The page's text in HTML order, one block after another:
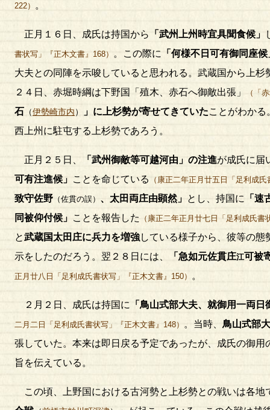
222） 。
正月１６日、成氏は持国から 「武州上州時宜具聞食候」
書状写」『正木文書』168） 。この際に
「何様不日可有御同座候
大夫との同陣を示唆していると思われる。武蔵国から上
２４日、赤堀時綱は下野国「殖木、赤石へ御敵出張」
（「
石 （伊勢崎市内） 」に上杉勢が寄せてきていたことがわか
西上州に駐屯する上杉勢であろう。
正月２５日、 「武州御敵等可越河由」の注進が成氏に届
可有注進候」 ことを命じている （康正二年正月廿五日「足利成
致守佐野 （佐貫の誤） 、太田両庄由顕然」 とし、持国に
「速
同被仰付候」 ことを報告した （康正二年正月廿七日「足利成氏
と武蔵国太田庄に兵力を増強している様子から、彼等の
示をしたのだろう。翌２８日には、
「急如元佐貫庄江可被
正月廿八日「足利成氏書状写」『正木文書』150） 。
２月２日、成氏は持国に 「鳥山式部大夫、就御用一両
二月二日「足利成氏書状写」『正木文書』148） 。当時、 鳥山式部
張していた。本来は即日戻る予定であったが、成氏の御
旨を伝えている。
この頃、上野国における古河勢と上杉勢との戦いは各